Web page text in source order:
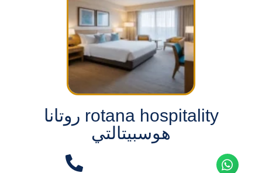
rotana hospitality روتانا
هوسبيتالتي